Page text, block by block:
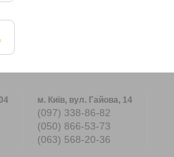
м. Київ, вул. Гайова, 14
(097) 338-86-82
(050) 866-53-73
(063) 568-20-36